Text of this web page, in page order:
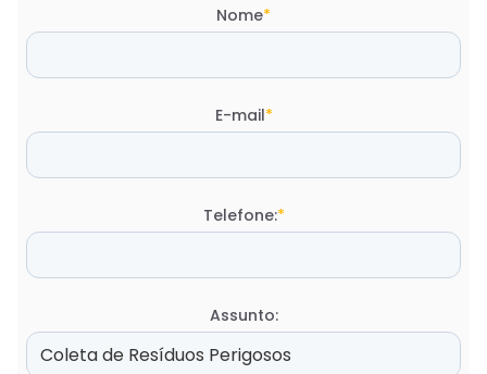
Nome*
E-mail*
Telefone:*
Assunto: